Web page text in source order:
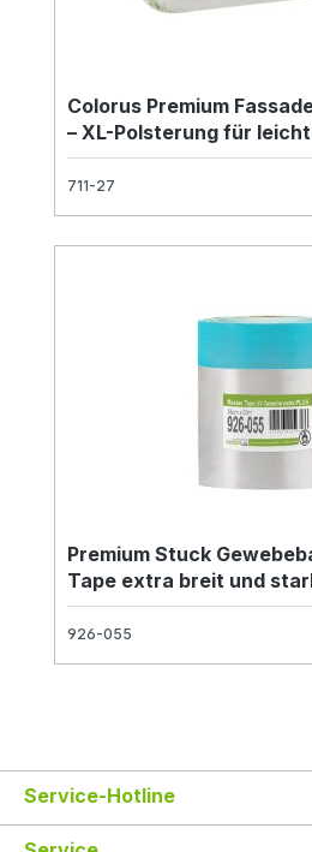
Colorus Premium
– XL-Polsterung für
Struktur
711-27
Premium Stuck
Tape extra breit und
926-055
Service-Hotline